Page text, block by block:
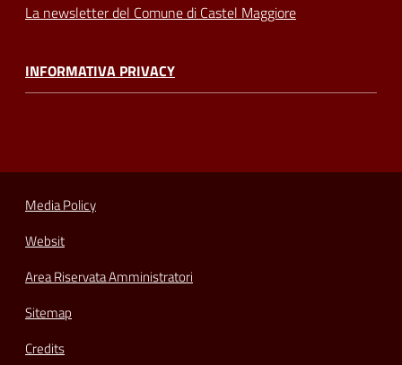
La newsletter del Comune di Castel Maggiore
INFORMATIVA PRIVACY
Media Policy
Websit
Area Riservata Amministratori
Sitemap
Credits